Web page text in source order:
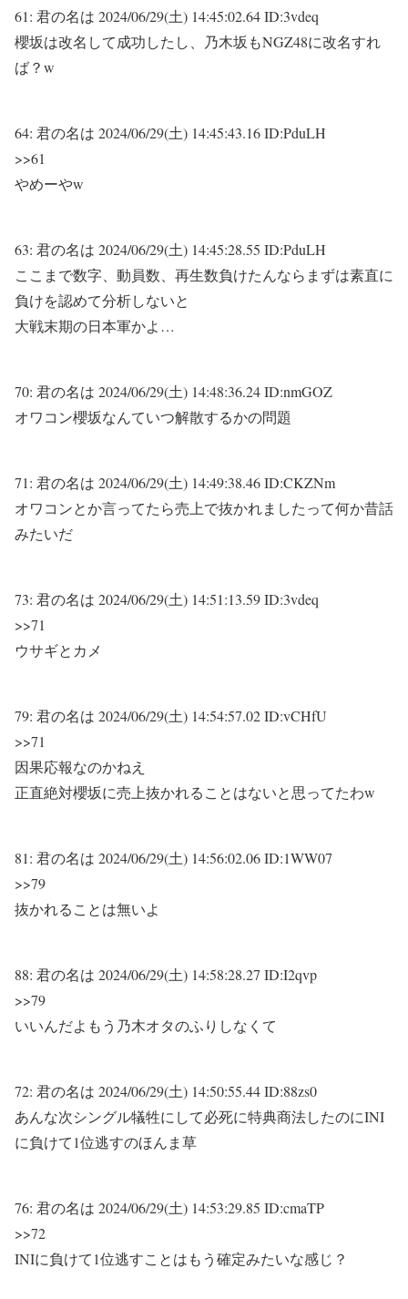
61: 君の名は 2024/06/29(土) 14:45:02.64 ID:3vdeq
櫻坂は改名して成功したし、乃木坂もNGZ48に改名すれ
ば？w
64: 君の名は 2024/06/29(土) 14:45:43.16 ID:PduLH
>>61
やめーやw
63: 君の名は 2024/06/29(土) 14:45:28.55 ID:PduLH
ここまで数字、動員数、再生数負けたんならまずは素直に
負けを認めて分析しないと
大戦末期の日本軍かよ…
70: 君の名は 2024/06/29(土) 14:48:36.24 ID:nmGOZ
オワコン櫻坂なんていつ解散するかの問題
71: 君の名は 2024/06/29(土) 14:49:38.46 ID:CKZNm
オワコンとか言ってたら売上で抜かれましたって何か昔話
みたいだ
73: 君の名は 2024/06/29(土) 14:51:13.59 ID:3vdeq
>>71
ウサギとカメ
79: 君の名は 2024/06/29(土) 14:54:57.02 ID:vCHfU
>>71
因果応報なのかねえ
正直絶対櫻坂に売上抜かれることはないと思ってたわw
81: 君の名は 2024/06/29(土) 14:56:02.06 ID:1WW07
>>79
抜かれることは無いよ
88: 君の名は 2024/06/29(土) 14:58:28.27 ID:I2qvp
>>79
いいんだよもう乃木オタのふりしなくて
72: 君の名は 2024/06/29(土) 14:50:55.44 ID:88zs0
あんな次シングル犠牲にして必死に特典商法したのにINI
に負けて1位逃すのほんま草
76: 君の名は 2024/06/29(土) 14:53:29.85 ID:cmaTP
>>72
INIに負けて1位逃すことはもう確定みたいな感じ？